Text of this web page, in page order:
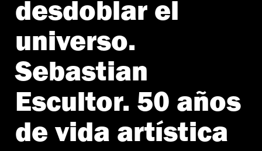
desdoblar el
universo.
Sebastian
Escultor. 50 años
de vida artística